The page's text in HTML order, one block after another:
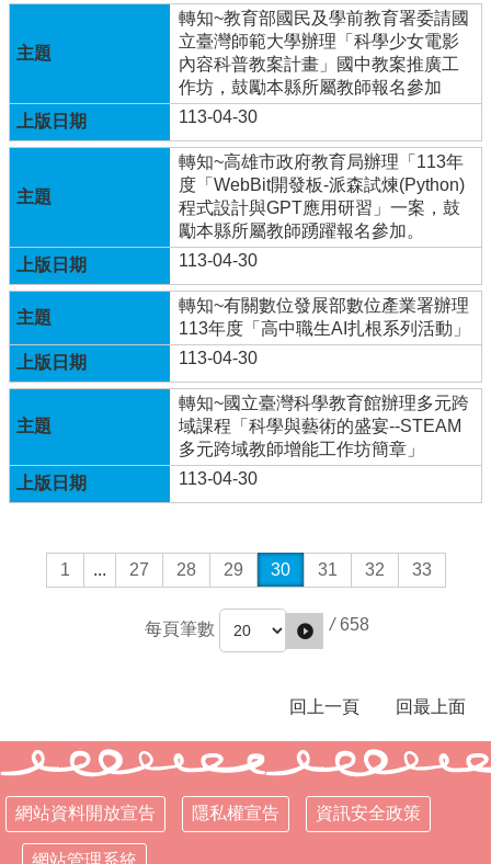
雲
網
站
料
放
宣
告
私
權
告
資
訊
統
轉知~教育部國民及學前教育署委請國
立臺灣師範大學辦理「科學少女電影
內容科普教案計畫」國中教案推廣工
作坊，鼓勵本縣所屬教師報名參加
113-04-30
轉知~高雄市政府教育局辦理「113年
度「WebBit開發板-派森試煉(Python)
程式設計與GPT應用研習」一案，鼓
勵本縣所屬教師踴躍報名參加。
113-04-30
轉知~有關數位發展部數位產業署辦理
113年度「高中職生AI扎根系列活動」
113-04-30
轉知~國立臺灣科學教育館辦理多元跨
域課程「科學與藝術的盛宴--STEAM
多元跨域教師增能工作坊簡章」
113-04-30
1 ... 27 28 29 30 31 32 33
每頁筆數 / 658
回上一頁 回最上面
網站資料開放宣告 隱私權宣告 資訊安全政策
網站管理系統